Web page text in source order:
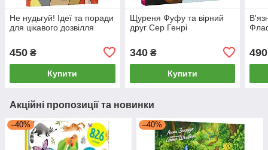
Не нудьгуй! Ідеї та поради
для цікавого дозвілля
450 ₴
Купити
Щуреня Фуфу та вірний
друг Сер Генрі
340₴
Купити
490
Акційні пропозиції та новинки
–40% –40%